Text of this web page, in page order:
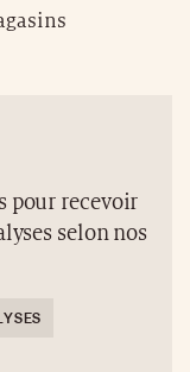
pour recevoir
selon nos